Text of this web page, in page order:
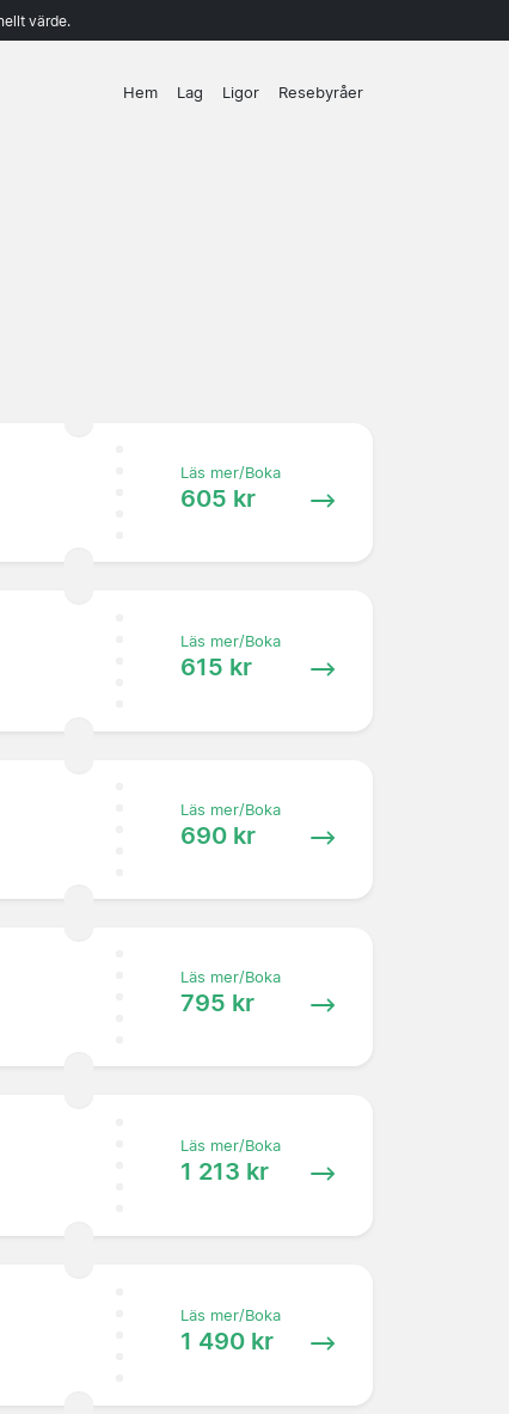
värde.
Hem Lag Ligor Resebyråer
Läs mer/Boka
605 kr
Läs mer/Boka
615 kr
Läs mer/Boka
690 kr
Läs mer/Boka
795 kr
Läs mer/Boka
1 213 kr
Läs mer/Boka
1 490 kr